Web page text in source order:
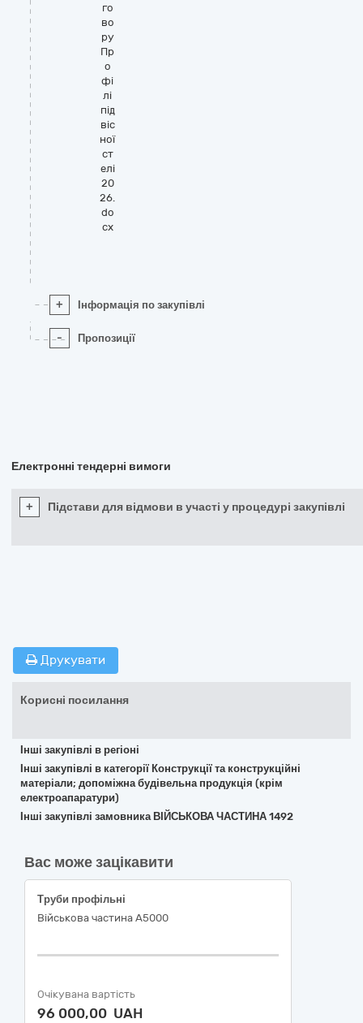
го
во
ру
Пр
о
фі
лі
під
віс
ної
ст
елі
20
26.
do
cx
+ Інформація по закупівлі
- Пропозиції
Електронні тендерні вимоги
+ Підстави для відмови в участі у процедурі закупівлі
Друкувати
Корисні посилання
Інші закупівлі в регіоні
Інші закупівлі в категорії Конструкції та конструкційні
матеріали; допоміжна будівельна продукція (крім
електроапаратури)
Інші закупівлі замовника ВІЙСЬКОВА ЧАСТИНА 1492
Вас може зацікавити
Труби профільні
Військова частина А5000
Очікувана вартість
96 000,00 UAH